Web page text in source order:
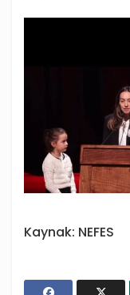
Kaynak: NEFES